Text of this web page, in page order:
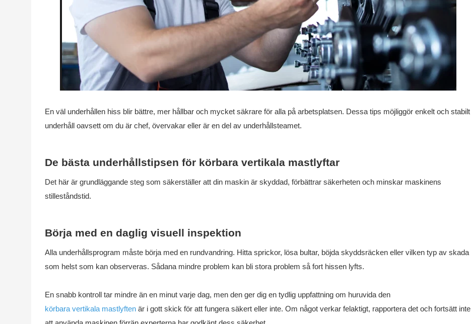
En väl underhållen hiss blir bättre, mer hållbar och mycket säkrare för alla på arbetsplatsen. Dessa tips möjliggör enkelt och stabilt
underhåll oavsett om du är chef, övervakar eller är en del av underhållsteamet.
De bästa underhållstipsen för körbara vertikala mastlyftar
Det här är grundläggande steg som säkerställer att din maskin är skyddad, förbättrar säkerheten och minskar maskinens
stilleståndstid.
Börja med en daglig visuell inspektion
Alla underhållsprogram måste börja med en rundvandring. Hitta sprickor, lösa bultar, böjda skyddsräcken eller vilken typ av skada
som helst som kan observeras. Sådana mindre problem kan bli stora problem så fort hissen lyfts.
En snabb kontroll tar mindre än en minut varje dag, men den ger dig en tydlig uppfattning om huruvida den
körbara vertikala mastlyftenär i gott skick för att fungera säkert eller inte. Om något verkar felaktigt, rapportera det och fortsätt inte